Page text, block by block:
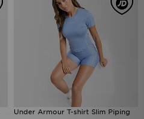
Under Armour T-shirt Slim Piping